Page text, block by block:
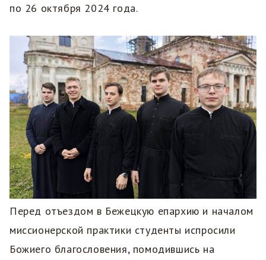
по 26 октября 2024 года.
Перед отъездом в Бежецкую епархию и началом
миссионерской практики студенты испросили
Божиего благословения, помодившись на